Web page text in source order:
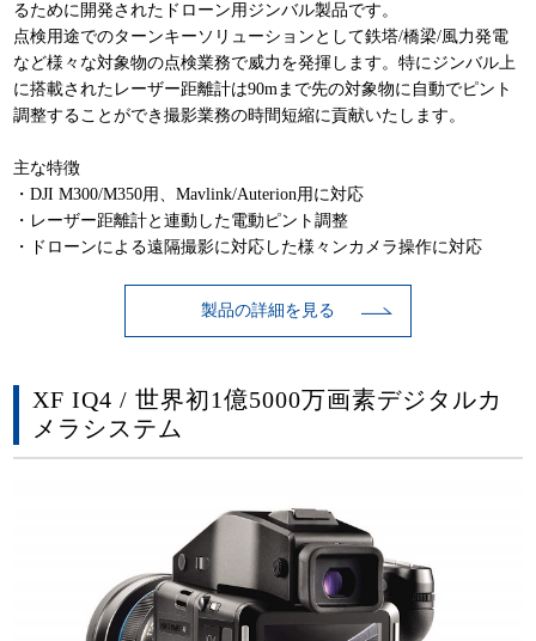
るために開発されたドローン用ジンバル製品です。
点検用途でのターンキーソリューションとして鉄塔/橋梁/風力発電
など様々な対象物の点検業務で威力を発揮します。特にジンバル上
に搭載されたレーザー距離計は90mまで先の対象物に自動でピント
調整することができ撮影業務の時間短縮に貢献いたします。
主な特徴
・DJI M300/M350用、Mavlink/Auterion用に対応
・レーザー距離計と連動した電動ピント調整
・ドローンによる遠隔撮影に対応した様々ンカメラ操作に対応
製品の詳細を見る
XF IQ4 / 世界初1億5000万画素デジタルカ
メラシステム